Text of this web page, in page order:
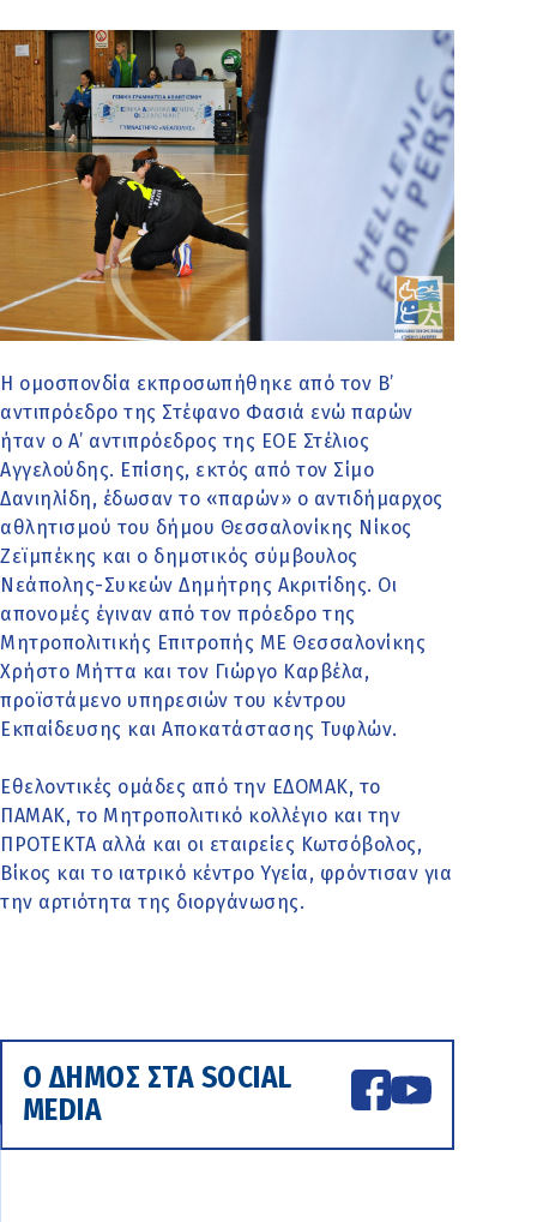
Η ομοσπονδία εκπροσωπήθηκε από τον Β’
αντιπρόεδρο της Στέφανο Φασιά ενώ παρών
ήταν ο Α’ αντιπρόεδρος της ΕΟΕ Στέλιος
Αγγελούδης. Επίσης, εκτός από τον Σίμο
Δανιηλίδη, έδωσαν το «παρών» ο αντιδήμαρχος
αθλητισμού του δήμου Θεσσαλονίκης Νίκος
Ζεϊμπέκης και ο δημοτικός σύμβουλος
Νεάπολης-Συκεών Δημήτρης Ακριτίδης. Οι
απονομές έγιναν από τον πρόεδρο της
Μητροπολιτικής Επιτροπής ΜΕ Θεσσαλονίκης
Χρήστο Μήττα και τον Γιώργο Καρβέλα,
προϊστάμενο υπηρεσιών του κέντρου
Εκπαίδευσης και Αποκατάστασης Τυφλών.
Εθελοντικές ομάδες από την ΕΔΟΜΑΚ, το
ΠΑΜΑΚ, το Μητροπολιτικό κολλέγιο και την
ΠΡΟΤΕΚΤΑ αλλά και οι εταιρείες Κωτσόβολος,
Βίκος και το ιατρικό κέντρο Υγεία, φρόντισαν για
την αρτιότητα της διοργάνωσης.
Ο ΔΗΜΟΣ ΣΤΑ SOCIAL
MEDIA